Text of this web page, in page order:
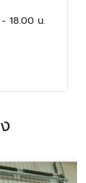
18.00 น.